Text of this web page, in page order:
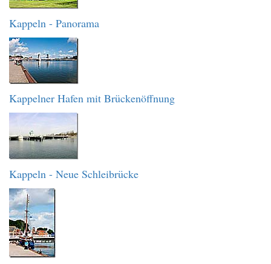
Kappeln - Panorama
Kappelner Hafen mit Brückenöffnung
Kappeln - Neue Schleibrücke